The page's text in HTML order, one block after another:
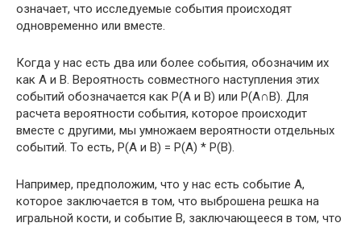
означает, что исследуемые события происходят
одновременно или вместе.
Когда у нас есть два или более события, обозначим их
как A и B. Вероятность совместного наступления этих
событий обозначается как P(A и B) или P(A∩B). Для
расчета вероятности события, которое происходит
вместе с другими, мы умножаем вероятности отдельных
событий. То есть, P(A и B) = P(A) * P(B).
Например, предположим, что у нас есть событие А,
которое заключается в том, что выброшена решка на
игральной кости, и событие В, заключающееся в том, что